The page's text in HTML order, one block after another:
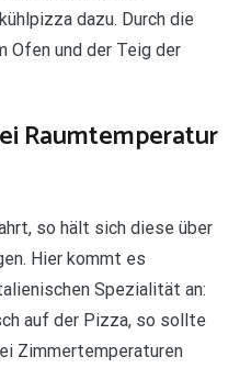
dazu. Durch die
Ofen und der Teig der
Raumtemperatur
so hält sich diese über
Hier kommt es
Spezialität an:
auf der Pizza, so sollte
Zimmertemperaturen